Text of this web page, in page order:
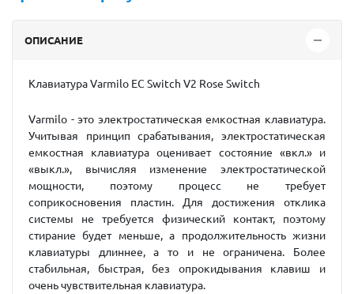
ОПИСАНИЕ
Клавиатура Varmilo EC Switch V2 Rose Switch
Varmilo - это электростатическая емкостная клавиатура.
Учитывая принцип срабатывания, электростатическая
емкостная клавиатура оценивает состояние «вкл.» и
«выкл.», вычисляя изменение электростатической
мощности, поэтому процесс не требует
соприкосновения пластин. Для достижения отклика
системы не требуется физический контакт, поэтому
стирание будет меньше, а продолжительность жизни
клавиатуры длиннее, а то и не ограничена. Более
стабильная, быстрая, без опрокидывания клавиш и
очень чувствительная клавиатура.